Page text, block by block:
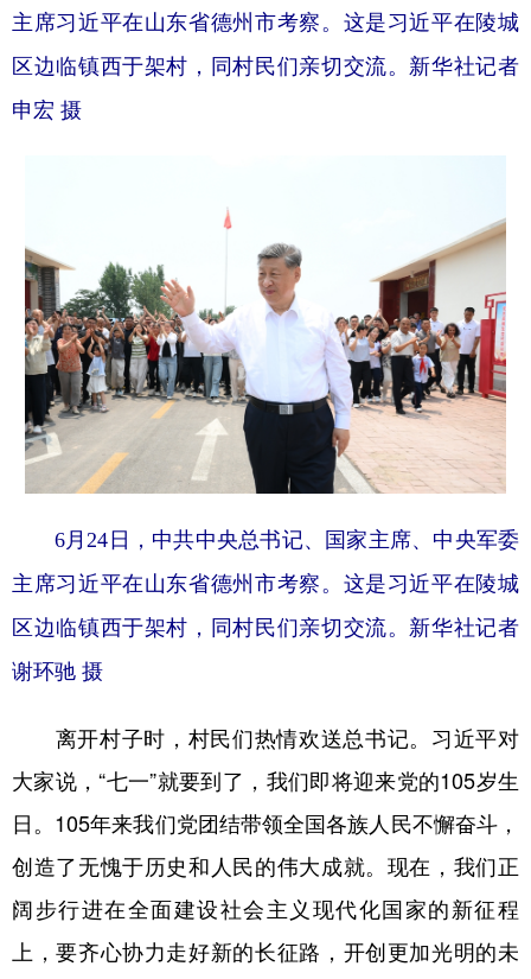
主席习近平在山东省德州市考察。这是习近平在陵城
区边临镇西于架村，同村民们亲切交流。新华社记者
申宏 摄
6月24日，中共中央总书记、国家主席、中央军委
主席习近平在山东省德州市考察。这是习近平在陵城
区边临镇西于架村，同村民们亲切交流。新华社记者
谢环驰 摄
离开村子时，村民们热情欢送总书记。习近平对
大家说，“七一”就要到了，我们即将迎来党的105岁生
日。105年来我们党团结带领全国各族人民不懈奋斗，
创造了无愧于历史和人民的伟大成就。现在，我们正
阔步行进在全面建设社会主义现代化国家的新征程
上，要齐心协力走好新的长征路，开创更加光明的未